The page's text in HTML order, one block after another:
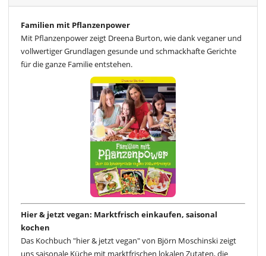
Familien mit Pflanzenpower
Mit Pflanzenpower zeigt Dreena Burton, wie dank veganer und
vollwertiger Grundlagen gesunde und schmackhafte Gerichte
für die ganze Familie entstehen.
Hier & jetzt vegan: Marktfrisch einkaufen, saisonal
kochen
Das Kochbuch "hier & jetzt vegan" von Björn Moschinski zeigt
uns saisonale Küche mit marktfrischen lokalen Zutaten, die